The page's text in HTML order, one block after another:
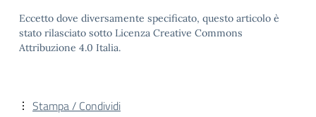
Eccetto dove diversamente specificato, questo articolo è
stato rilasciato sotto Licenza Creative Commons
Attribuzione 4.0 Italia.
Stampa / Condividi